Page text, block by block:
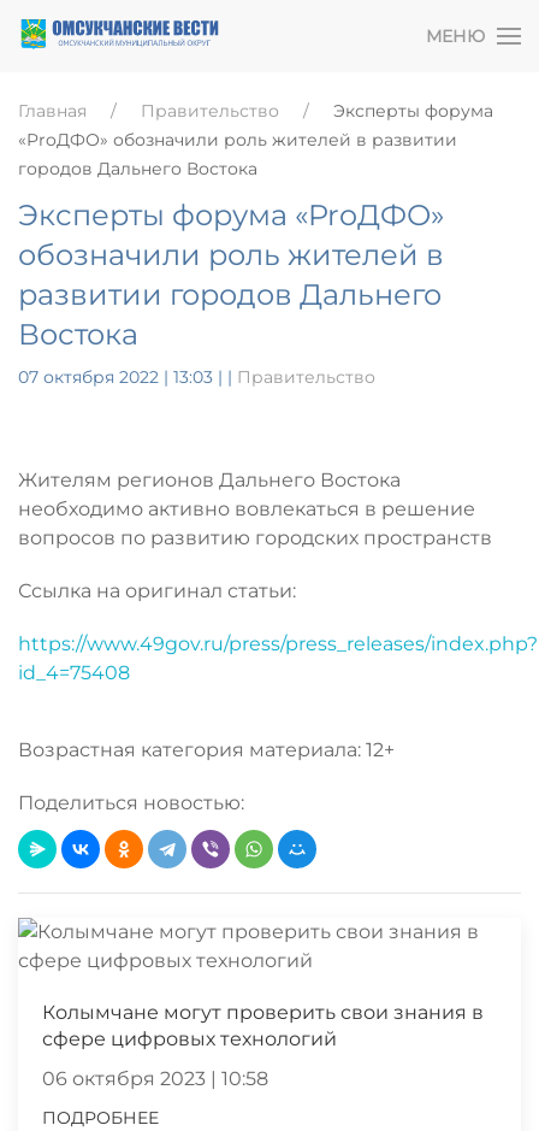
МЕНЮ
Главная Правительство
Эксперты форума
«ProДФО» обозначили роль жителей в развитии
городов Дальнего Востока
Эксперты форума «ProДФО»
обозначили роль жителей в
развитии городов Дальнего
Востока
07 октября 2022 | 13:03 | | Правительство
Жителям регионов Дальнего Востока
необходимо активно вовлекаться в решение
вопросов по развитию городских пространств
Ссылка на оригинал статьи:
https://www.49gov.ru/press/press_releases/index.php?
id_4=75408
Возрастная категория материала: 12+
Поделиться новостью:
Колымчане могут проверить свои знания в
сфере цифровых технологий
06 октября 2023 | 10:58
ПОДРОБНЕЕ